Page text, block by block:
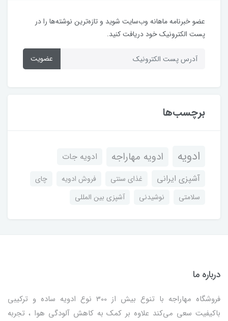
عضو خبرنامه ماهانه وب‌سایت شوید و تازه‌ترین نوشته‌ها را در
پست الکترونیک خود دریافت کنید.
عضویت
برچسب‌ها
ادویه ادویه مهاراجه
ادویه جات
آشپزی ایرانی
غذای سنتی فروش ادویه
چای
سلامتی
نوشیدنی آشپزی بین المللی
درباره ما
فروشگاه مهاراجه با تنوع بیش از 300 نوع ادویه ساده و ترکیبی
باکیفیت سعی می‌کند علاوه بر کمک به کاهش آلودگی هوا ، تجربه